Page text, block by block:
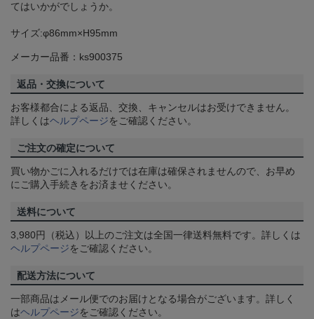
てはいかがでしょうか。
サイズ:φ86mm×H95mm
メーカー品番：ks900375
返品・交換について
お客様都合による返品、交換、キャンセルはお受けできません。
詳しくはヘルプページをご確認ください。
ご注文の確定について
買い物かごに入れるだけでは在庫は確保されませんので、お早め
にご購入手続きをお済ませください。
送料について
3,980円（税込）以上のご注文は全国一律送料無料です。詳しくは
ヘルプページをご確認ください。
配送方法について
一部商品はメール便でのお届けとなる場合がございます。詳しく
はヘルプページをご確認ください。